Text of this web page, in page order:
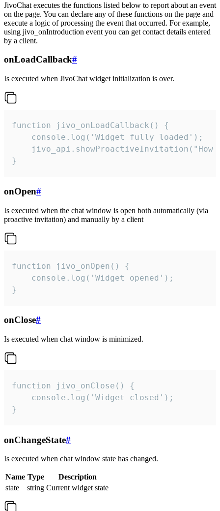
JivoChat executes the functions listed below to report about an event
on the page. You can declare any of these functions on the page and
execute a logic of processing the event that occurred. For example,
using jivo_onIntroduction event you can get contact details entered
by a client.
onLoadCallback#
Is executed when JivoChat widget initialization is over.
function jivo_onLoadCallback() {
    console.log('Widget fully loaded');
jivo_api.showProactiveInvitation("How
}
onOpen#
Is executed when the chat window is open both automatically (via
proactive invitation) and manually by a client
function jivo_onOpen() {
    console.log('Widget opened');
}
onClose#
Is executed when chat window is minimized.
function jivo_onClose() {
    console.log('Widget closed');
}
onChangeState#
Is executed when chat window state has changed.
Name Type
Description
state
string Current widget state